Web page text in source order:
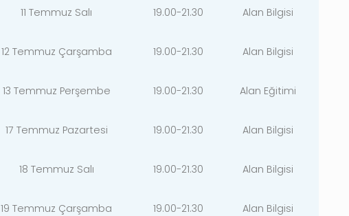
11 Temmuz Salı 19.00-21.30 Alan Bilgisi
12 Temmuz Çarşamba 19.00-21.30 Alan Bilgisi
13 Temmuz Perşembe 19.00-21.30 Alan Eğitimi
17 Temmuz Pazartesi 19.00-21.30 Alan Bilgisi
18 Temmuz Salı 19.00-21.30 Alan Bilgisi
19 Temmuz Çarşamba 19.00-21.30 Alan Bilgisi